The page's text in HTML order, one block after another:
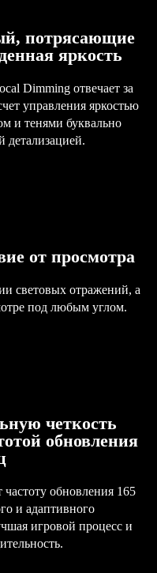
потрясающие
яркость
Dimming отвечает за
управления яркостью
и тенями буквально
детализацией.
от просмотра
световых отражений, а
под любым углом.
четкость
обновления
обновления 165
и адаптивного
игровой процесс и